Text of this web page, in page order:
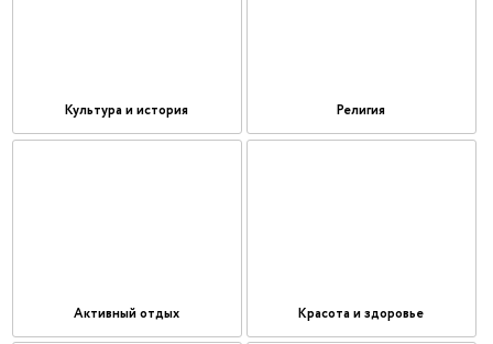
Культура и история Религия
Активный отдых Красота и здоровье